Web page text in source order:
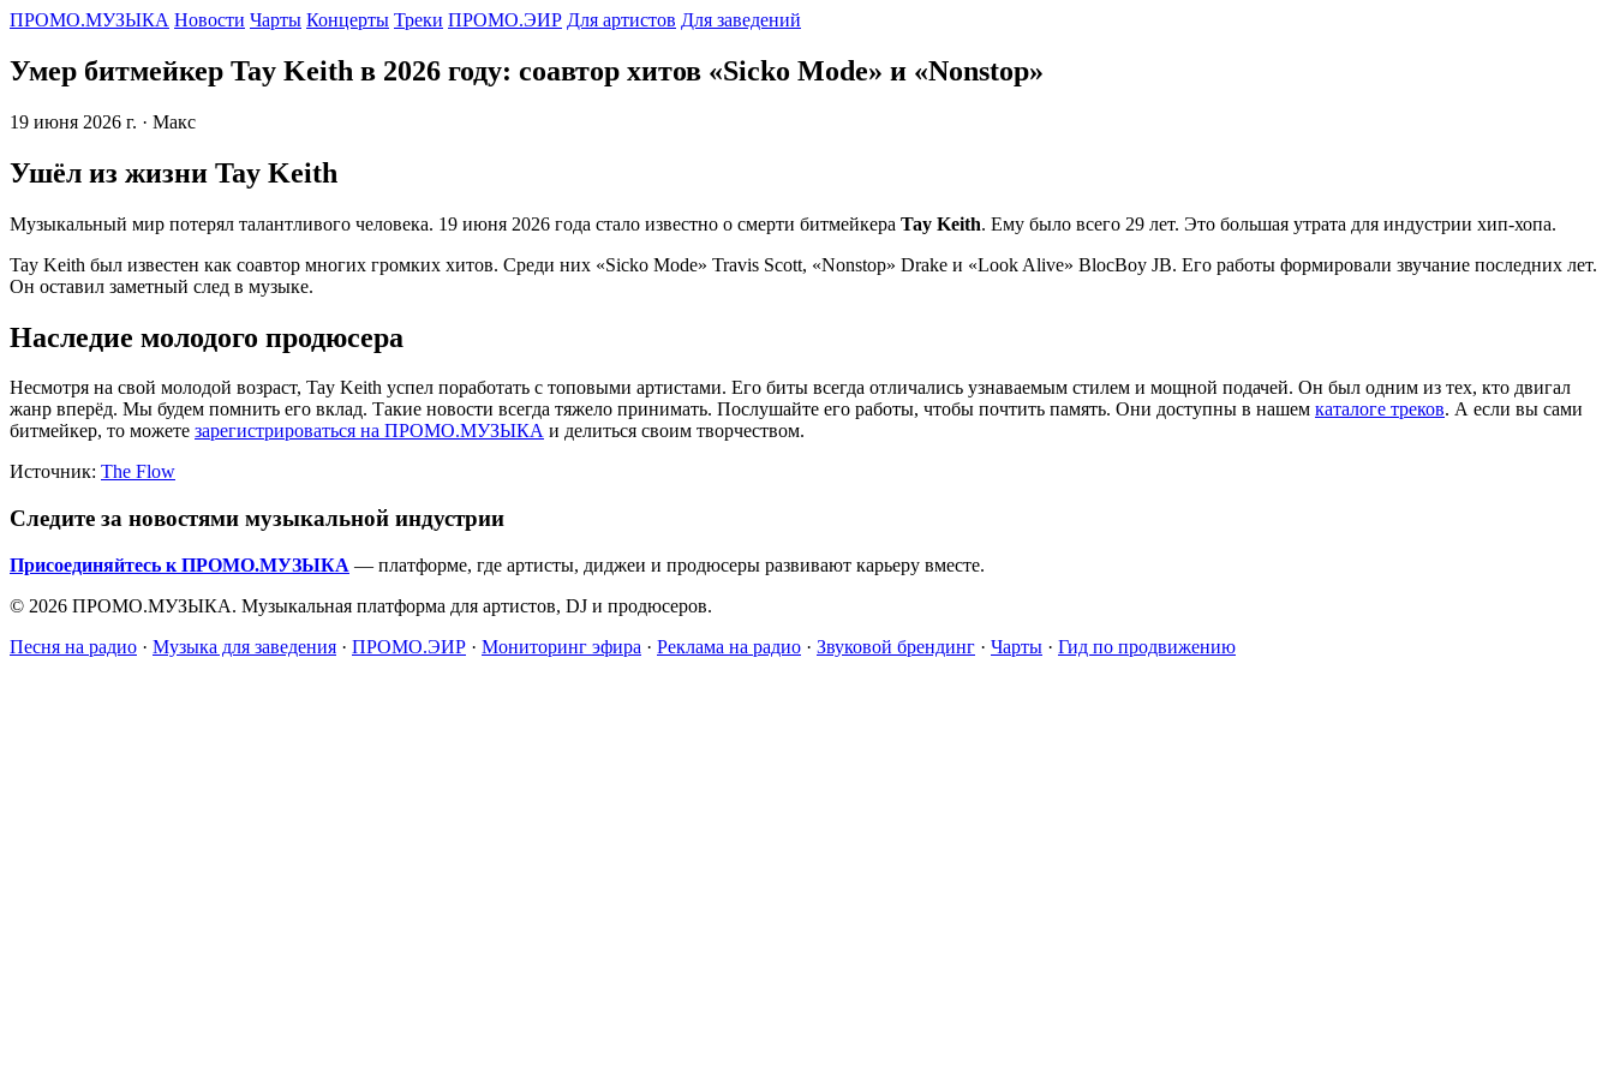
ПРОМО.МУЗЫКА Новости Чарты Концерты Треки ПРОМО.ЭИР Для артистов Для заведений
Умер битмейкер Tay Keith в 2026 году: соавтор хитов «Sicko Mode» и «Nonstop»
19 июня 2026 г. · Макс
Ушёл из жизни Tay Keith
Музыкальный мир потерял талантливого человека. 19 июня 2026 года стало известно о смерти битмейкера Tay Keith. Ему было всего 29 лет. Это большая утрата для индустрии хип-хопа.
Tay Keith был известен как соавтор многих громких хитов. Среди них «Sicko Mode» Travis Scott, «Nonstop» Drake и «Look Alive» BlocBoy JB. Его работы формировали звучание последних лет.
Он оставил заметный след в музыке.
Наследие молодого продюсера
Несмотря на свой молодой возраст, Tay Keith успел поработать с топовыми артистами. Его биты всегда отличались узнаваемым стилем и мощной подачей. Он был одним из тех, кто двигал
жанр вперёд. Мы будем помнить его вклад. Такие новости всегда тяжело принимать. Послушайте его работы, чтобы почтить память. Они доступны в нашем каталоге треков. А если вы сами
битмейкер, то можете зарегистрироваться на ПРОМО.МУЗЫКА и делиться своим творчеством.
Источник: The Flow
Следите за новостями музыкальной индустрии
Присоединяйтесь к ПРОМО.МУЗЫКА — платформе, где артисты, диджеи и продюсеры развивают карьеру вместе.
© 2026 ПРОМО.МУЗЫКА. Музыкальная платформа для артистов, DJ и продюсеров.
Песня на радио · Музыка для заведения · ПРОМО.ЭИР · Мониторинг эфира · Реклама на радио · Звуковой брендинг · Чарты · Гид по продвижению